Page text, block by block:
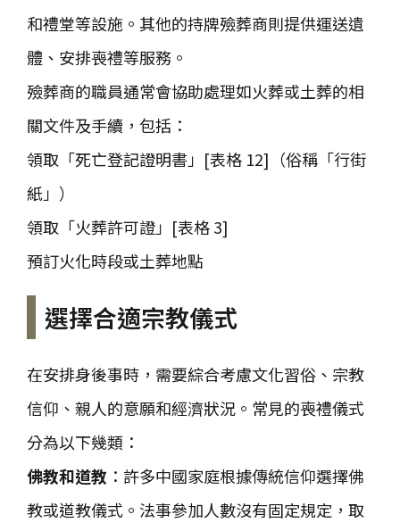
和禮堂等設施。其他的持牌殮葬商則提供運送遺
體、安排喪禮等服務。
殮葬商的職員通常會協助處理如火葬或土葬的相
關文件及手續，包括：
領取「死亡登記證明書」[表格 12]（俗稱「行街
紙」）
領取「火葬許可證」[表格 3]
預訂火化時段或土葬地點
選擇合適宗教儀式
在安排身後事時，需要綜合考慮文化習俗、宗教
信仰、親人的意願和經濟狀況。常見的喪禮儀式
分為以下幾類：
佛教和道教 ：許多中國家庭根據傳統信仰選擇佛
教或道教儀式。法事參加人數沒有固定規定，取